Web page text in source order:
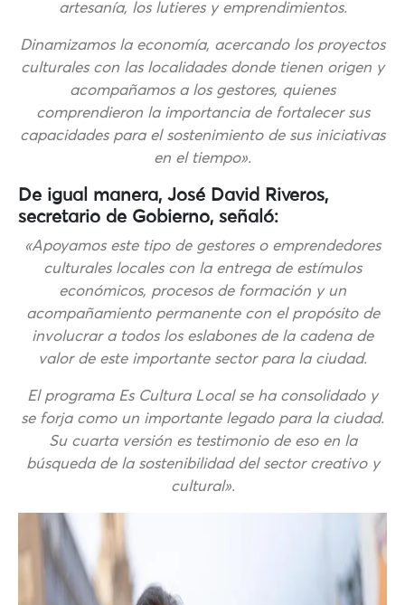
artesanía, los lutieres y emprendimientos.
Dinamizamos la economía, acercando los proyectos
culturales con las localidades donde tienen origen y
acompañamos a los gestores, quienes
comprendieron la importancia de fortalecer sus
capacidades para el sostenimiento de sus iniciativas
en el tiempo».
De igual manera, José David Riveros,
secretario de Gobierno, señaló:
«Apoyamos este tipo de gestores o emprendedores
culturales locales con la entrega de estímulos
económicos, procesos de formación y un
acompañamiento permanente con el propósito de
involucrar a todos los eslabones de la cadena de
valor de este importante sector para la ciudad.
El programa Es Cultura Local se ha consolidado y
se forja como un importante legado para la ciudad.
Su cuarta versión es testimonio de eso en la
búsqueda de la sostenibilidad del sector creativo y
cultural».